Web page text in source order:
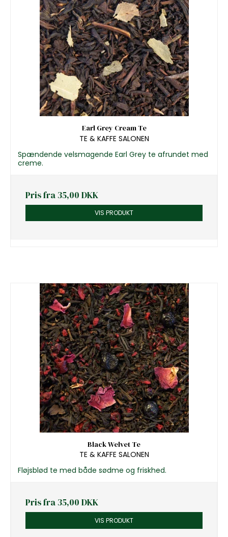
Earl Grey Cream Te
TE & KAFFE SALONEN
Spændende velsmagende Earl Grey te afrundet med
creme.
Pris fra35,00 DKK
VIS PRODUKT
Black Welvet Te
TE & KAFFE SALONEN
Fløjsblød te med både sødme og friskhed.
Pris fra35,00 DKK
VIS PRODUKT